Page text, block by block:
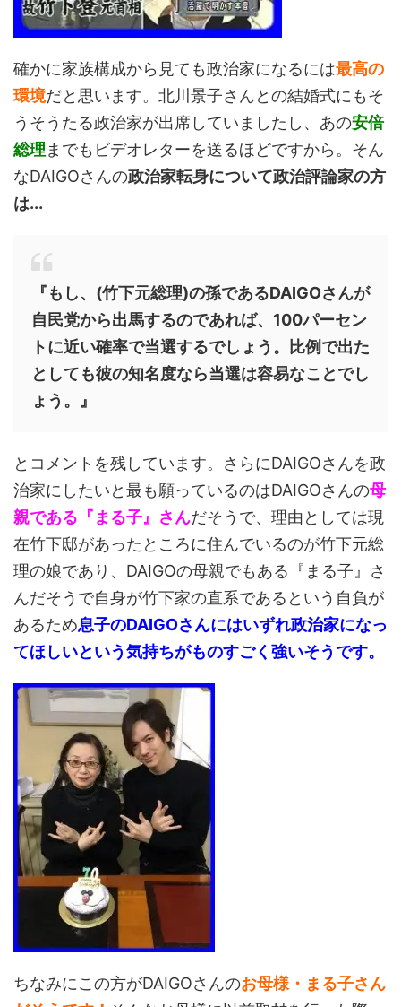
確かに家族構成から見ても政治家になるには最高の
環境だと思います。北川景子さんとの結婚式にもそ
うそうたる政治家が出席していましたし、あの安倍
総理 までもビデオレターを送るほどですから。そん
なDAIGOさんの政治家転身について政治評論家の方
は...
『もし、(竹下元総理)の孫であるDAIGOさんが
自民党から出馬するのであれば、100パーセン
トに近い確率で当選するでしょう。比例で出た
としても彼の知名度なら当選は容易なことでし
ょう。』
とコメントを残しています。さらにDAIGOさんを政
治家にしたいと最も願っているのはDAIGOさんの母
親である『まる子』さんだそうで、理由としては現
在竹下邸があったところに住んでいるのが竹下元総
理の娘であり、DAIGOの母親でもある『まる子』さ
んだそうで自身が竹下家の直系であるという自負が
あるため息子のDAIGOさんにはいずれ政治家になっ
てほしいという気持ちがものすごく強いそうです。
ちなみにこの方がDAIGOさんのお母様・まる子さん